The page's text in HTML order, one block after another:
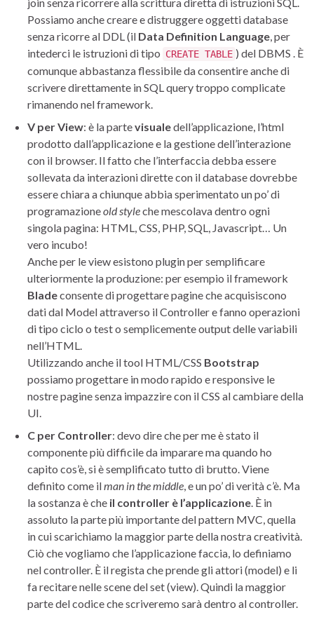
Possiamo anche creare e distruggere oggetti database
senza ricorre al DDL (il Data Definition Language , per
intederci le istruzioni di tipo CREATE TABLE ) del DBMS . È
comunque abbastanza flessibile da consentire anche di
scrivere direttamente in SQL query troppo complicate
rimanendo nel framework.
V per View: è la partevisualedell’applicazione, l’html
prodotto dall’applicazione e la gestione dell’interazione
con il browser. Il fatto che l’interfaccia debba essere
sollevata da interazioni dirette con il database dovrebbe
essere chiara a chiunque abbia sperimentato un po’ di
programazioneold styleche mescolava dentro ogni
singola pagina: HTML, CSS, PHP, SQL, Javascript… Un
vero incubo!
Anche per le view esistono plugin per semplificare
ulteriormente la produzione: per esempio il framework
Bladeconsente di progettare pagine che acquisiscono
dati dal Model attraverso il Controller e fanno operazioni
di tipo ciclo o test o semplicemente output delle variabili
nell’HTML.
Utilizzando anche il tool HTML/CSS Bootstrap
possiamo progettare in modo rapido e responsive le
nostre pagine senza impazzire con il CSS al cambiare della
UI.
C per Controller: devo dire che per me è stato il
componente più difficile da imparare ma quando ho
capito cos’è, si è semplificato tutto di brutto. Viene
definito come ilman in the middle , e un po’ di verità c’è. Ma
la sostanza è che il controller è l’applicazione . È in
assoluto la parte più importante del pattern MVC, quella
in cui scarichiamo la maggior parte della nostra creatività.
Ciò che vogliamo che l’applicazione faccia, lo definiamo
nel controller. È il regista che prende gli attori (model) e li
fa recitare nelle scene del set (view). Quindi la maggior
parte del codice che scriveremo sarà dentro al controller.